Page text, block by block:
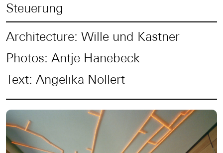
Steuerung
Architecture: Wille und Kastner
Photos: Antje Hanebeck
Text: Angelika Nollert